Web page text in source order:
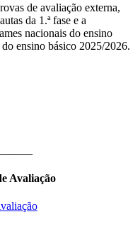
de avaliação externa,
da 1.ª fase e a
nacionais do ensino
ensino básico 2025/2026.
Avaliação